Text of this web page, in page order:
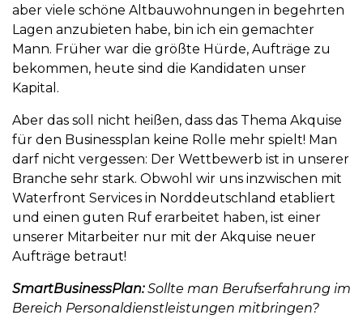
aber viele schöne Altbauwohnungen in begehrten
Lagen anzubieten habe, bin ich ein gemachter
Mann. Früher war die größte Hürde, Aufträge zu
bekommen, heute sind die Kandidaten unser
Kapital.
Aber das soll nicht heißen, dass das Thema Akquise
für den Businessplan keine Rolle mehr spielt! Man
darf nicht vergessen: Der Wettbewerb ist in unserer
Branche sehr stark. Obwohl wir uns inzwischen mit
Waterfront Services in Norddeutschland etabliert
und einen guten Ruf erarbeitet haben, ist einer
unserer Mitarbeiter nur mit der Akquise neuer
Aufträge betraut!
SmartBusinessPlan: Sollte man Berufserfahrung im
Bereich Personaldienstleistungen mitbringen?